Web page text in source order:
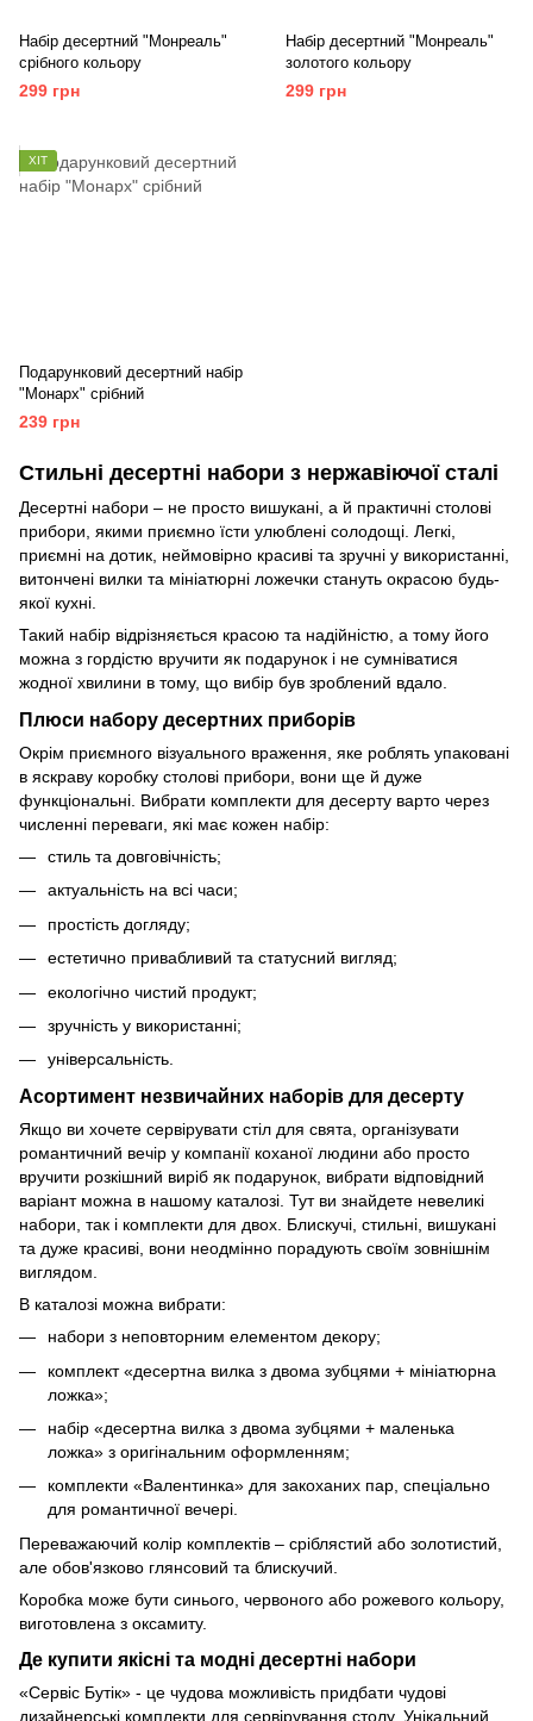
Набір десертний "Монреаль"
срібного кольору
299 грн
Набір десертний "Монреаль"
золотого кольору
299 грн
ХІТ
Подарунковий десертний набір
"Монарх" срібний
239 грн
Стильні десертні набори з нержавіючої сталі
Десертні набори – не просто вишукані, а й практичні столові
прибори, якими приємно їсти улюблені солодощі. Легкі,
приємні на дотик, неймовірно красиві та зручні у використанні,
витончені вилки та мініатюрні ложечки стануть окрасою будь-
якої кухні.
Такий набір відрізняється красою та надійністю, а тому його
можна з гордістю вручити як подарунок і не сумніватися
жодної хвилини в тому, що вибір був зроблений вдало.
Плюси набору десертних приборів
Окрім приємного візуального враження, яке роблять упаковані
в яскраву коробку столові прибори, вони ще й дуже
функціональні. Вибрати комплекти для десерту варто через
численні переваги, які має кожен набір:
стиль та довговічність;
актуальність на всі часи;
простість догляду;
естетично привабливий та статусний вигляд;
екологічно чистий продукт;
зручність у використанні;
універсальність.
Асортимент незвичайних наборів для десерту
Якщо ви хочете сервірувати стіл для свята, організувати
романтичний вечір у компанії коханої людини або просто
вручити розкішний виріб як подарунок, вибрати відповідний
варіант можна в нашому каталозі. Тут ви знайдете невеликі
набори, так і комплекти для двох. Блискучі, стильні, вишукані
та дуже красиві, вони неодмінно порадують своїм зовнішнім
виглядом.
В каталозі можна вибрати:
набори з неповторним елементом декору;
комплект «десертна вилка з двома зубцями + мініатюрна
ложка»;
набір «десертна вилка з двома зубцями + маленька
ложка» з оригінальним оформленням;
комплекти «Валентинка» для закоханих пар, спеціально
для романтичної вечері.
Переважаючий колір комплектів – сріблястий або золотистий,
але обов'язково глянсовий та блискучий.
Коробка може бути синього, червоного або рожевого кольору,
виготовлена ​​з оксамиту.
Де купити якісні та модні десертні набори
«Сервіс Бутік» - це чудова можливість придбати чудові
дизайнерські комплекти для сервірування столу. Унікальний